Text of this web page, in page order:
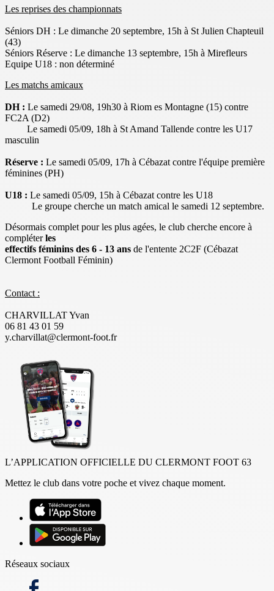
Les reprises des championnats
Séniors DH : Le dimanche 20 septembre, 15h à St Julien Chapteuil
(43)
Séniors Réserve : Le dimanche 13 septembre, 15h à Mirefleurs
Equipe U18 : non déterminé
Les matchs amicaux
DH : Le samedi 29/08, 19h30 à Riom es Montagne (15) contre
FC2A (D2)
Le samedi 05/09, 18h à St Amand Tallende contre les U17
masculin
Réserve : Le samedi 05/09, 17h à Cébazat contre l'équipe première
féminines (PH)
U18 : Le samedi 05/09, 15h à Cébazat contre les U18
Le groupe cherche un match amical le samedi 12 septembre.
Désormais complet pour les plus agées, le club cherche encore à
compléterles
effectifs féminins des 6 - 13 ans de l'entente 2C2F (Cébazat
Clermont Football Féminin)
Contact :
CHARVILLAT Yvan
06 81 43 01 59
y.charvillat@clermont-foot.fr
L’APPLICATION OFFICIELLE DU CLERMONT FOOT 63
Mettez le club dans votre poche et vivez chaque moment.
Réseaux sociaux